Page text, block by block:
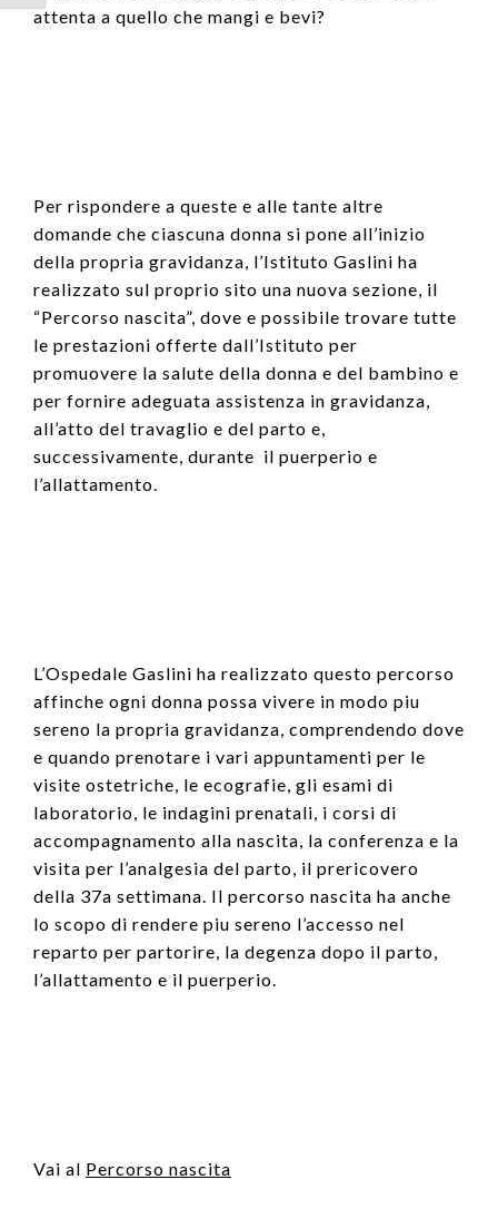
attenta a quello che mangi e bevi?
Per rispondere a queste e alle tante altre
domande che ciascuna donna si pone all’inizio
della propria gravidanza, l’Istituto Gaslini ha
realizzato sul proprio sito una nuova sezione, il
“Percorso nascita”, dove e possibile trovare tutte
le prestazioni offerte dall’Istituto per
promuovere la salute della donna e del bambino e
per fornire adeguata assistenza in gravidanza,
all’atto del travaglio e del parto e,
successivamente, durante il puerperio e
l’allattamento.
L’Ospedale Gaslini ha realizzato questo percorso
affinche ogni donna possa vivere in modo piu
sereno la propria gravidanza, comprendendo dove
e quando prenotare i vari appuntamenti per le
visite ostetriche, le ecografie, gli esami di
laboratorio, le indagini prenatali, i corsi di
accompagnamento alla nascita, la conferenza e la
visita per l’analgesia del parto, il prericovero
della 37a settimana. Il percorso nascita ha anche
lo scopo di rendere piu sereno l’accesso nel
reparto per partorire, la degenza dopo il parto,
l’allattamento e il puerperio.
Vai al Percorso nascita